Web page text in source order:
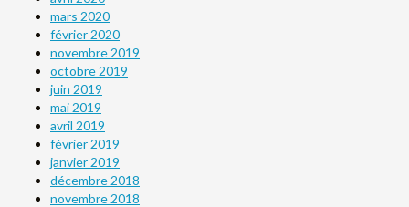
mars 2020
février 2020
novembre 2019
octobre 2019
juin 2019
mai 2019
avril 2019
février 2019
janvier 2019
décembre 2018
novembre 2018